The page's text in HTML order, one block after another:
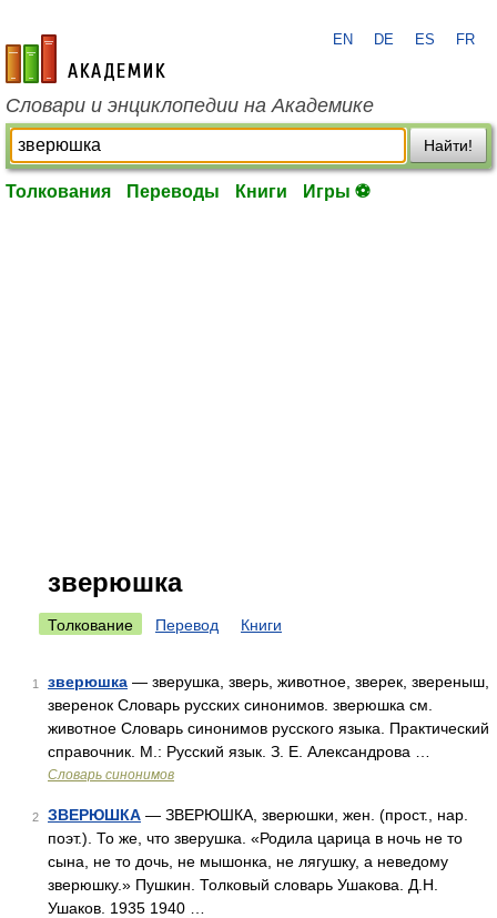
academic.ru
EN DE ES FR
Словари и энциклопедии на Академике
Найти!
Толкования Переводы Книги Игры ⚽
зверюшка
Толкование Перевод Книги
1 зверюшка — зверушка, зверь, животное, зверек, звереныш,
зверенок Словарь русских синонимов. зверюшка см.
животное Словарь синонимов русского языка. Практический
справочник. М.: Русский язык. З. Е. Александрова …
Словарь синонимов
2 ЗВЕРЮШКА — ЗВЕРЮШКА, зверюшки, жен. (прост., нар.
поэт.). То же, что зверушка. «Родила царица в ночь не то
сына, не то дочь, не мышонка, не лягушку, а неведому
зверюшку.» Пушкин. Толковый словарь Ушакова. Д.Н.
Ушаков. 1935 1940 …